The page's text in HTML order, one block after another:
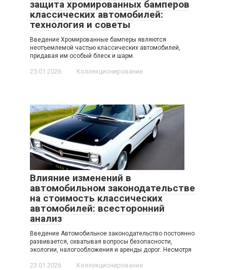
защита хромированных бамперов
классических автомобилей:
технология и советы
Введение Хромированные бамперы являются
неотъемлемой частью классических автомобилей,
придавая им особый блеск и шарм.
25.01.2026 Коллекционирование
Влияние изменений в
автомобильном законодательстве
на стоимость классических
автомобилей: всесторонний
анализ
Введение Автомобильное законодательство постоянно
развивается, охватывая вопросы безопасности,
экологии, налогообложения и аренды дорог. Несмотря
23.01.2026 Коллекционирование